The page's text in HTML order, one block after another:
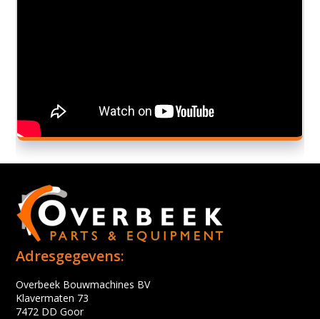
Adresgegevens:
Overbeek Bouwmachines BV
Klavermaten 73
7472 DD Goor